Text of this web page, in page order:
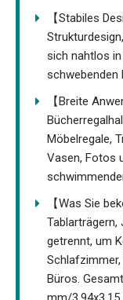
【Stabiles
sich nahtlos
schwebenden
【Breite
Möbelregale,
Vasen, Fotos
【Was Sie
Tablarträgern,
getrennt, um
Büros.